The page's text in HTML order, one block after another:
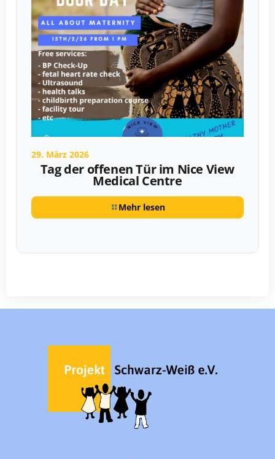
29. März 2026
Tag der offenen Tür im Nice View
Medical Centre
Mehr lesen